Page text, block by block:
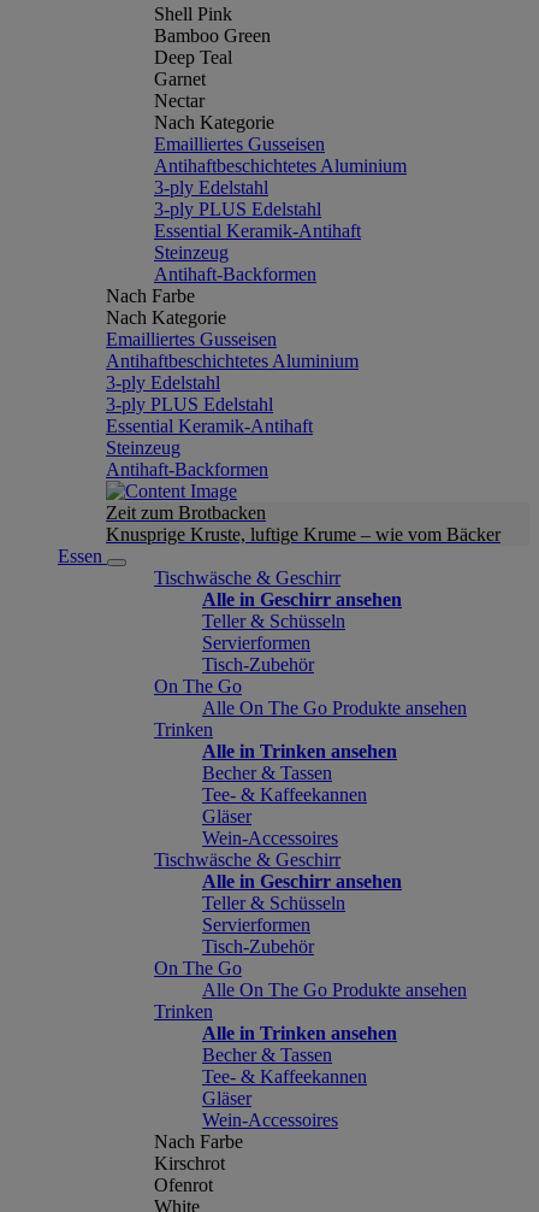
Shell Pink
Bamboo Green
Deep Teal
Garnet
Nectar
Nach Kategorie
Emailliertes Gusseisen
Antihaftbeschichtetes Aluminium
3-ply Edelstahl
3-ply PLUS Edelstahl
Essential Keramik-Antihaft
Steinzeug
Antihaft-Backformen
Nach Farbe
Nach Kategorie
Emailliertes Gusseisen
Antihaftbeschichtetes Aluminium
3-ply Edelstahl
3-ply PLUS Edelstahl
Essential Keramik-Antihaft
Steinzeug
Antihaft-Backformen
Zeit zum Brotbacken
Knusprige Kruste, luftige Krume – wie vom Bäcker
Essen
Tischwäsche & Geschirr
Alle in Geschirr ansehen
Teller & Schüsseln
Servierformen
Tisch-Zubehör
On The Go
Alle On The Go Produkte ansehen
Trinken
Alle in Trinken ansehen
Becher & Tassen
Tee- & Kaffeekannen
Gläser
Wein-Accessoires
Tischwäsche & Geschirr
Alle in Geschirr ansehen
Teller & Schüsseln
Servierformen
Tisch-Zubehör
On The Go
Alle On The Go Produkte ansehen
Trinken
Alle in Trinken ansehen
Becher & Tassen
Tee- & Kaffeekannen
Gläser
Wein-Accessoires
Nach Farbe
Kirschrot
Ofenrot
White